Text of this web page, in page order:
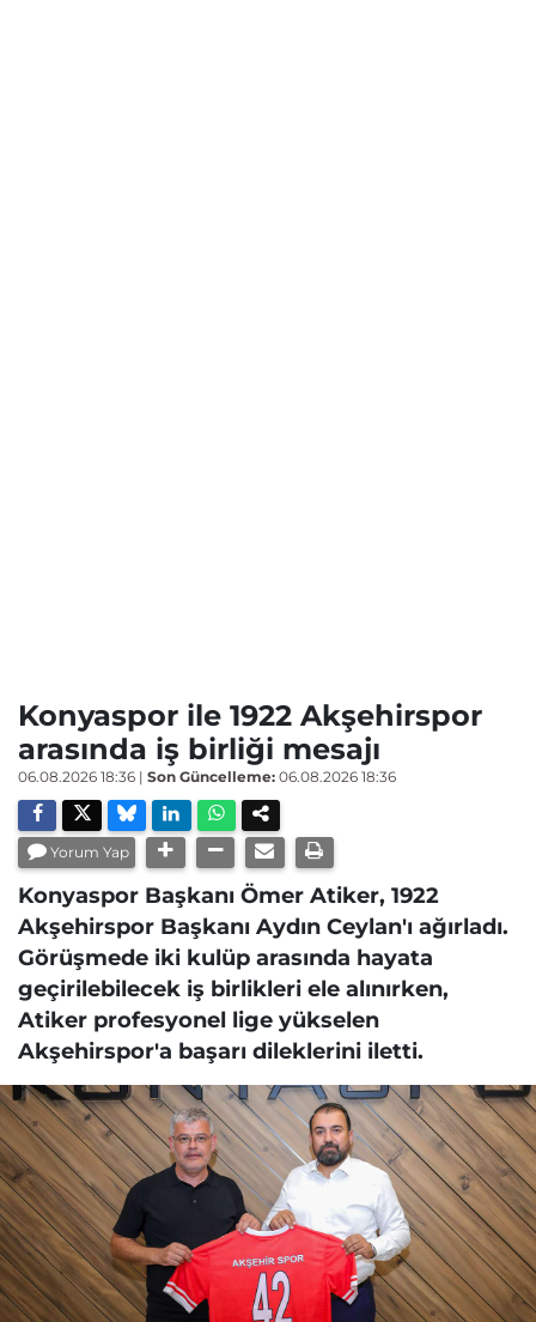
Konyaspor ile 1922 Akşehirspor
arasında iş birliği mesajı
06.08.2026 18:36 | Son Güncelleme: 06.08.2026 18:36
Yorum Yap
Konyaspor Başkanı Ömer Atiker, 1922
Akşehirspor Başkanı Aydın Ceylan'ı ağırladı.
Görüşmede iki kulüp arasında hayata
geçirilebilecek iş birlikleri ele alınırken,
Atiker profesyonel lige yükselen
Akşehirspor'a başarı dileklerini iletti.